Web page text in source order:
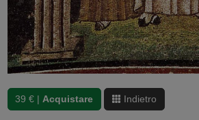
39 € | Acquistare Indietro